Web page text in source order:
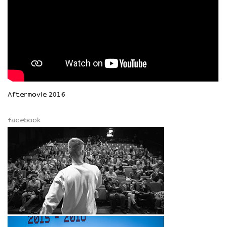
Aftermovie 2016
facebook